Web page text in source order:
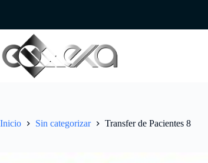
Inicio Sin categorizar Transfer de Pacientes 8